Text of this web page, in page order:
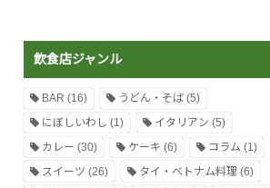
飲食店ジャンル
BAR (16) うどん・そば(5)
にぼしいわし (1) イタリアン (5)
カレー (30) ケーキ (6) コラム (1)
スイーツ (26) タイ・ベトナム料理 (6)